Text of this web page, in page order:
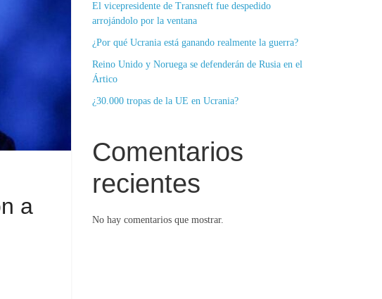
a
El vicepresidente de Transneft fue despedido
arrojándolo por la ventana
¿Por qué Ucrania está ganando realmente la guerra?
Reino Unido y Noruega se defenderán de Rusia en el
Ártico
¿30.000 tropas de la UE en Ucrania?
Comentarios
recientes
No hay comentarios que mostrar.